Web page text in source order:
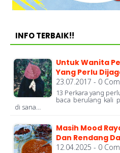
INFO TERBAIK!!
Untuk Wanita
Yang Perlu
23.07.2017 - 0
13 Perkara yang
baca berulang kali
di sana…
Masih Mood
Dan Rendang
12.04.2025 - 0